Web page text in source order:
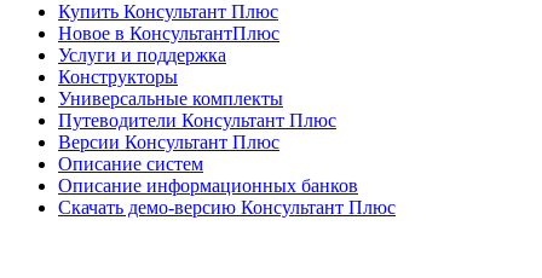
Купить Консультант Плюс
Новое в КонсультантПлюс
Услуги и поддержка
Конструкторы
Универсальные комплекты
Путеводители Консультант Плюс
Версии Консультант Плюс
Описание систем
Описание информационных банков
Скачать демо-версию Консультант Плюс